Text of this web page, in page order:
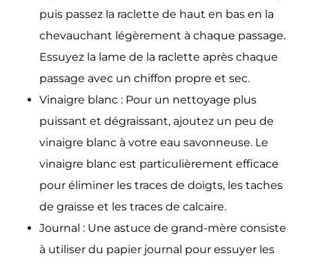
puis passez la raclette de haut en bas en la
chevauchant légèrement à chaque passage.
Essuyez la lame de la raclette après chaque
passage avec un chiffon propre et sec.
Vinaigre blanc :Pour un nettoyage plus
puissant et dégraissant, ajoutez un peu de
vinaigre blanc à votre eau savonneuse. Le
vinaigre blanc est particulièrement efficace
pour éliminer les traces de doigts, les taches
de graisse et les traces de calcaire.
Journal :Une astuce de grand-mère consiste
à utiliser du papier journal pour essuyer les